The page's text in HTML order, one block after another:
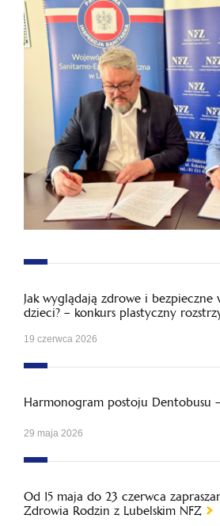
Jak wyglądają zdrowe i bezpieczne
dzieci? – konkurs plastyczny
19 czerwca 2026
Harmonogram postoju Dentobusu
29 maja 2026
Od 15 maja do 23 czerwca
Zdrowia Rodzin z Lubelskim NFZ